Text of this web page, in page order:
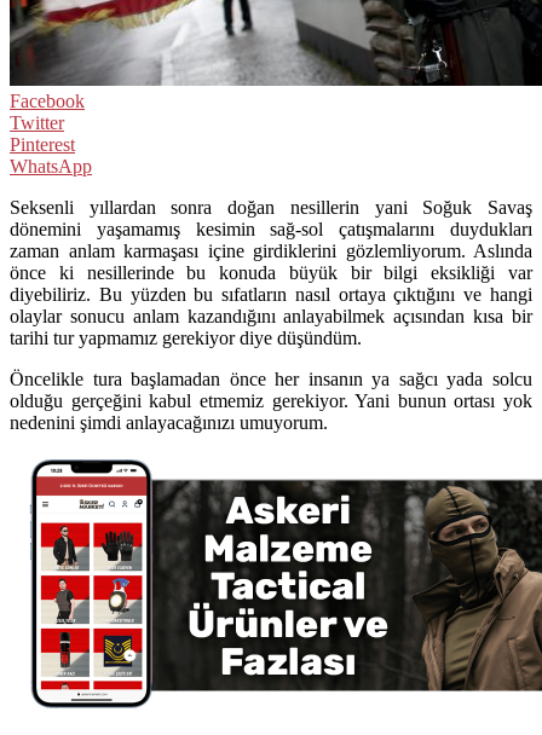
Facebook
Twitter
Pinterest
WhatsApp
Seksenli yıllardan sonra doğan nesillerin yani Soğuk Savaş
dönemini yaşamamış kesimin sağ-sol çatışmalarını duydukları
zaman anlam karmaşası içine girdiklerini gözlemliyorum. Aslında
önce ki nesillerinde bu konuda büyük bir bilgi eksikliği var
diyebiliriz. Bu yüzden bu sıfatların nasıl ortaya çıktığını ve hangi
olaylar sonucu anlam kazandığını anlayabilmek açısından kısa bir
tarihi tur yapmamız gerekiyor diye düşündüm.
Öncelikle tura başlamadan önce her insanın ya sağcı yada solcu
olduğu gerçeğini kabul etmemiz gerekiyor. Yani bunun ortası yok
nedenini şimdi anlayacağınızı umuyorum.